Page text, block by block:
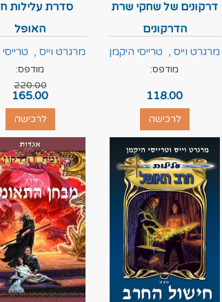
דרקונים של שחקי שרת
הדרקונים
מרגרט וייס , טרייסי היקמן
מודפס:
118.00
לרכישה
סדרת עלילות
האופל
מרגרט וייס ,
מודפס:
220.00
165.00
לרכישה